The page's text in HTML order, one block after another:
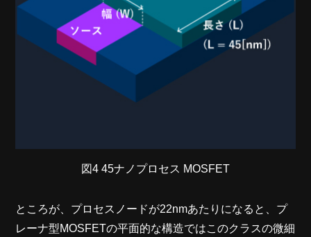
図4 45ナノプロセス MOSFET
ところが、プロセスノードが22nmあたりになると、プ
レーナ型MOSFETの平面的な構造ではこのクラスの微細